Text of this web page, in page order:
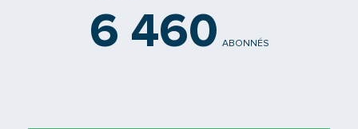
6 460 ABONNÉS